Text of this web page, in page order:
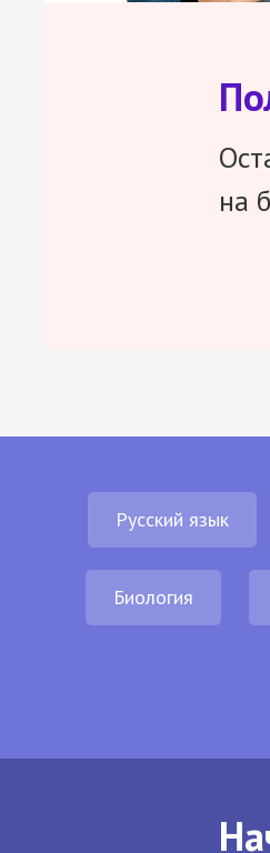
на
Русский язык
Биология